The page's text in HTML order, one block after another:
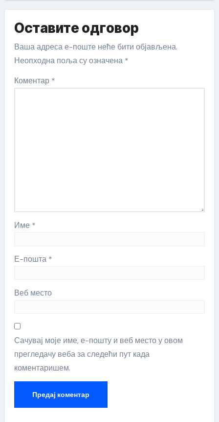
Оставите одговор
Ваша адреса е-поште неће бити објављена.
Неопходна поља су означена *
Коментар *
Име *
Е-пошта *
Веб место
Сачувај моје име, е-пошту и веб место у овом
прегледачу веба за следећи пут када
коментаришем.